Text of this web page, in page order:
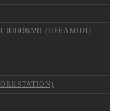
(ПРЕАМПИ)